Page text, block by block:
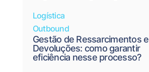
Logística
Outbound
Gestão de Ressarcimentos e
Devoluções: como garantir
eficiência nesse processo?